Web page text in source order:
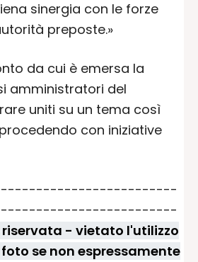
sinergia con le forze
preposte.»
da cui è emersa la
amministratori del
uniti su un tema così
con iniziative
riservata - vietato l'utilizzo
se non espressamente